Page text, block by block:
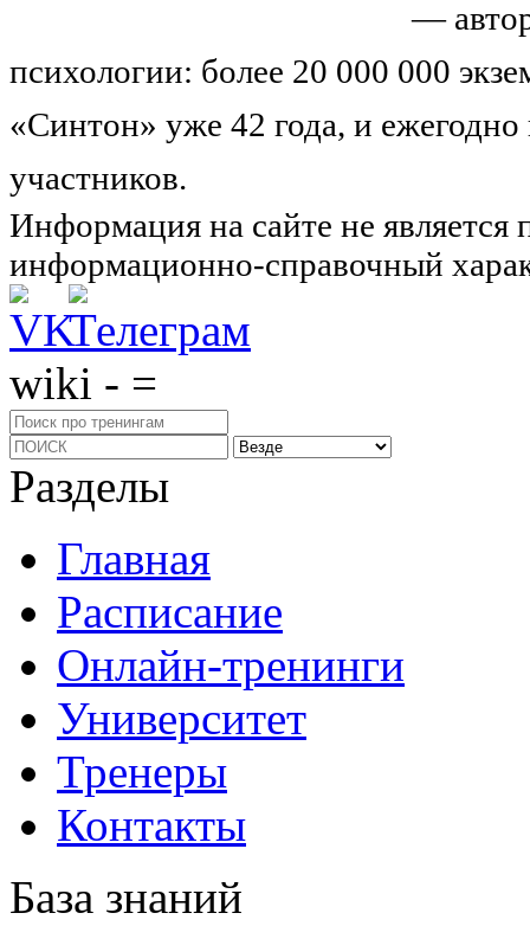
—
психологии: более 20 000 000
«Синтон» уже 42 года, и
участников.
Информация на сайте не
информационно-справочный
wiki - =
Разделы
Главная
Расписание
Онлайн-тренинги
Университет
Тренеры
Контакты
База знаний